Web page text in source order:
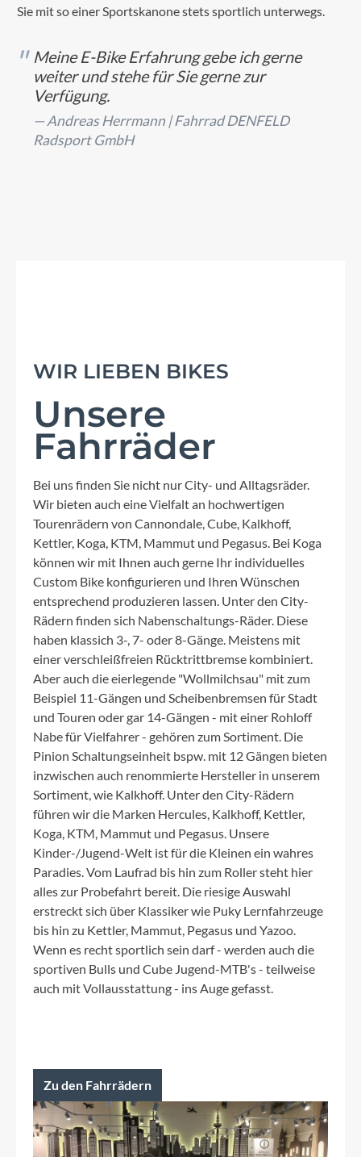
Sie mit so einer Sportskanone stets sportlich unterwegs.
Meine E-Bike Erfahrung gebe ich gerne
weiter und stehe für Sie gerne zur
Verfügung.
Andreas Herrmann |Fahrrad DENFELD
Radsport GmbH
WIR LIEBEN BIKES
Unsere
Fahrräder
Bei uns finden Sie nicht nur City- und Alltagsräder.
Wir bieten auch eine Vielfalt an hochwertigen
Tourenrädern von Cannondale, Cube, Kalkhoff,
Kettler, Koga, KTM, Mammut und Pegasus. Bei Koga
können wir mit Ihnen auch gerne Ihr individuelles
Custom Bike konfigurieren und Ihren Wünschen
entsprechend produzieren lassen. Unter den City-
Rädern finden sich Nabenschaltungs-Räder. Diese
haben klassich 3-, 7- oder 8-Gänge. Meistens mit
einer verschleißfreien Rücktrittbremse kombiniert.
Aber auch die eierlegende "Wollmilchsau" mit zum
Beispiel 11-Gängen und Scheibenbremsen für Stadt
und Touren oder gar 14-Gängen - mit einer Rohloff
Nabe für Vielfahrer - gehören zum Sortiment. Die
Pinion Schaltungseinheit bspw. mit 12 Gängen bieten
inzwischen auch renommierte Hersteller in unserem
Sortiment, wie Kalkhoff. Unter den City-Rädern
führen wir die Marken Hercules, Kalkhoff, Kettler,
Koga, KTM, Mammut und Pegasus. Unsere
Kinder-/Jugend-Welt ist für die Kleinen ein wahres
Paradies. Vom Laufrad bis hin zum Roller steht hier
alles zur Probefahrt bereit. Die riesige Auswahl
erstreckt sich über Klassiker wie Puky Lernfahrzeuge
bis hin zu Kettler, Mammut, Pegasus und Yazoo.
Wenn es recht sportlich sein darf - werden auch die
sportiven Bulls und Cube Jugend-MTB's - teilweise
auch mit Vollausstattung - ins Auge gefasst.
Zu den Fahrrädern
Bildergalerie überspringen